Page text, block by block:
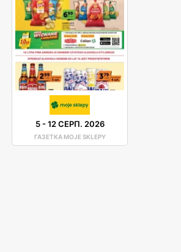
5-12 СЕРП. 2026
ГАЗЕТКА MOJE SKLEPY